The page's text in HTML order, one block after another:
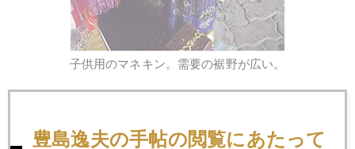
子供用のマネキン。需要の裾野が広い。
豊島逸夫の手帖の閲覧にあたって